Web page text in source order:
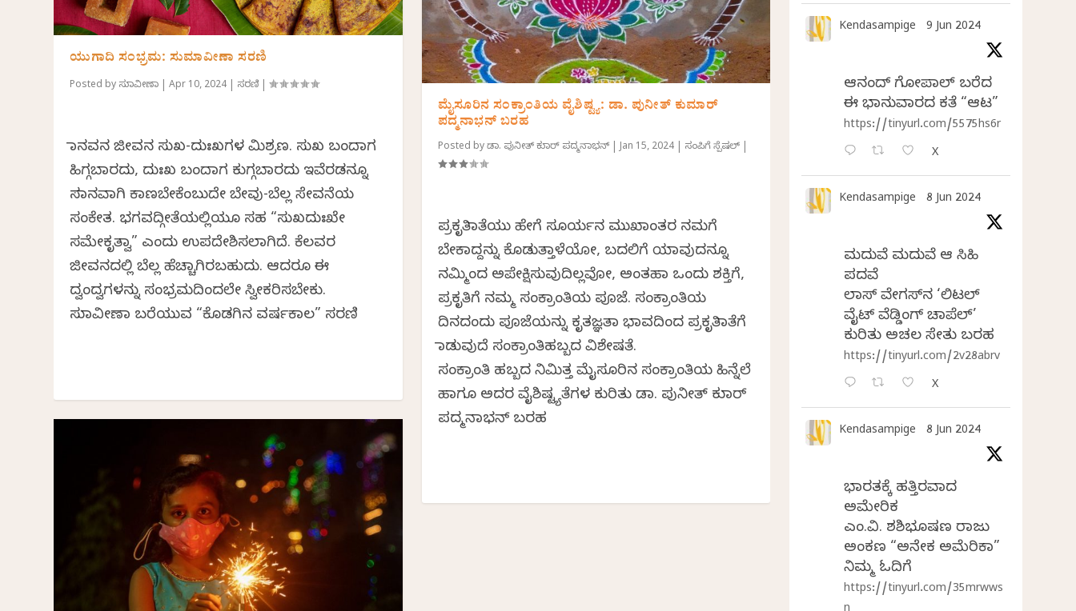
ಯುಗಾದಿ ಸಂಭ್ರಮ: ಸುಮಾವೀಣಾ ಸರಣಿ
Posted by ಸುಮಾವೀಣಾ |Apr 10, 2024 ಸರಣಿ |
ಮಾನವನ ಜೀವನ ಸುಖ-ದುಃಖಗಳ ಮಿಶ್ರಣ. ಸುಖ ಬಂದಾಗ
ಹಿಗ್ಗಬಾರದು, ದುಃಖ ಬಂದಾಗ ಕುಗ್ಗಬಾರದು ಇವೆರಡನ್ನೂ
ಸಮಾನವಾಗಿ ಕಾಣಬೇಕೆಂಬುದೇ ಬೇವು-ಬೆಲ್ಲ ಸೇವನೆಯ
ಸಂಕೇತ. ಭಗವದ್ಗೀತೆಯಲ್ಲಿಯೂ ಸಹ “ಸುಖದುಃಖೇ
ಸಮೇಕೃತ್ವಾ” ಎಂದು ಉಪದೇಶಿಸಲಾಗಿದೆ. ಕೆಲವರ
ಜೀವನದಲ್ಲಿ ಬೆಲ್ಲ ಹೆಚ್ಚಾಗಿರಬಹುದು. ಆದರೂ ಈ
ದ್ವಂದ್ವಗಳನ್ನು ಸಂಭ್ರಮದಿಂದಲೇ ಸ್ವೀಕರಿಸಬೇಕು.
ಸುಮಾವೀಣಾ ಬರೆಯುವ “ಕೊಡಗಿನ ವರ್ಷಕಾಲ” ಸರಣಿ
ಮೈಸೂರಿನ ಸಂಕ್ರಾಂತಿಯ ವೈಶಿಷ್ಟ್ಯ: ಡಾ. ಪುನೀತ್ ಕುಮಾರ್
ಪದ್ಮನಾಭನ್ ಬರಹ
Posted byಡಾ. ಪುನೀತ್ ಕುಮಾರ್ ಪದ್ಮನಾಭನ್| Jan 15, 2024| ಸಂಪಿಗೆ ಸ್ಪೆಷಲ್|
ಪ್ರಕೃತಿಮಾತೆಯು ಹೇಗೆ ಸೂರ್ಯನ ಮುಖಾಂತರ ನಮಗೆ
ಬೇಕಾದ್ದನ್ನು ಕೊಡುತ್ತಾಳೆಯೋ, ಬದಲಿಗೆ ಯಾವುದನ್ನೂ
ನಮ್ಮಿಂದ ಅಪೇಕ್ಷಿಸುವುದಿಲ್ಲವೋ, ಅಂತಹಾ ಒಂದು ಶಕ್ತಿಗೆ,
ಪ್ರಕೃತಿಗೆ ನಮ್ಮ ಸಂಕ್ರಾಂತಿಯ ಪೂಜೆ. ಸಂಕ್ರಾಂತಿಯ
ದಿನದಂದು ಪೂಜೆಯನ್ನು ಕೃತಜ್ಞತಾ ಭಾವದಿಂದ ಪ್ರಕೃತಿಮಾತೆಗೆ
ಮಾಡುವುದೆ ಸಂಕ್ರಾಂತಿಹಬ್ಬದ ವಿಶೇಷತೆ.
ಸಂಕ್ರಾಂತಿ ಹಬ್ಬದ ನಿಮಿತ್ತ ಮೈಸೂರಿನ ಸಂಕ್ರಾಂತಿಯ ಹಿನ್ನೆಲೆ
ಹಾಗೂ ಅದರ ವೈಶಿಷ್ಟ್ಯತೆಗಳ ಕುರಿತು ಡಾ. ಪುನೀತ್ ಕುಮಾರ್
ಪದ್ಮನಾಭನ್ ಬರಹ
Kendasampige 9 Jun 2024
ಆನಂದ್‌ ಗೋಪಾಲ್‌ ಬರೆದ
ಈ ಭಾನುವಾರದ ಕತೆ “ಆಟ”
https://tinyurl.com/5575hs6r
X
Kendasampige 8 Jun 2024
ಮದುವೆ ಮದುವೆ ಆ ಸಿಹಿ
ಪದವೆ
ಲಾಸ್‌ ವೇಗಸ್‌ನ ‘ಲಿಟಲ್
ವೈಟ್ ವೆಡ್ಡಿಂಗ್ ಚಾಪೆಲ್’
ಕುರಿತು ಅಚಲ ಸೇತು ಬರಹ
https://tinyurl.com/2v28abrv
X
Kendasampige 8 Jun 2024
ಭಾರತಕ್ಕೆ ಹತ್ತಿರವಾದ
ಅಮೇರಿಕ
ಎಂ.ವಿ. ಶಶಿಭೂಷಣ ರಾಜು
ಅಂಕಣ “ಅನೇಕ ಅಮೆರಿಕಾ”
ನಿಮ್ಮ ಓದಿಗೆ
https://tinyurl.com/35mrwws